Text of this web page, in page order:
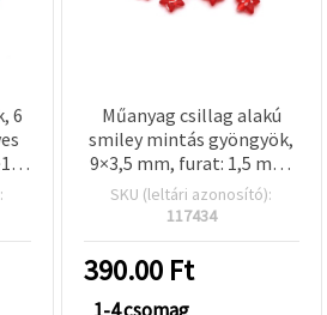
6
Műanyag csillag alakú
smiley mintás gyöngyök,
9×3,5 mm, furat: 1,5 mm,
piros, fehér díszítéssel, 20
g (~150 db)
SKU (leltári azonosító):
117434
390.00 Ft
1-4 csomag